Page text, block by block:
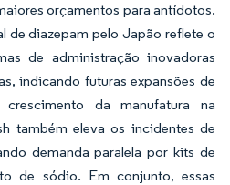
orçamentos para antídotos.
de diazepam pelo Japão reflete o
de administração inovadoras
indicando futuras expansões de
da manufatura na
também eleva os incidentes de
demanda paralela por kits de
de sódio. Em conjunto, essas